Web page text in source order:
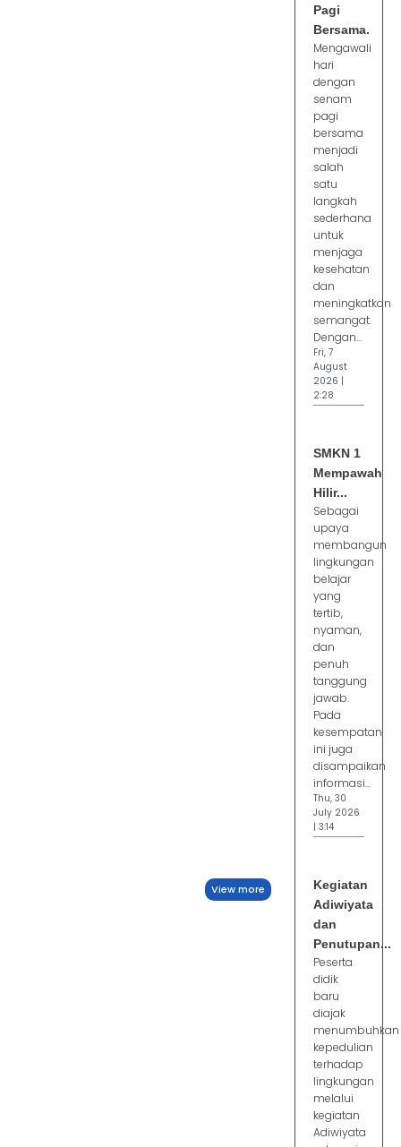
View more
Pagi
Bersama.
Mengawali
hari
dengan
senam
pagi
bersama
menjadi
salah
satu
langkah
sederhana
untuk
menjaga
kesehatan
dan
meningkatkan
semangat.
Dengan...
Fri, 7
August
2026 |
2:28
SMKN 1
Mempawah
Hilir...
Sebagai
upaya
membangun
lingkungan
belajar
yang
tertib,
nyaman,
dan
penuh
tanggung
jawab.
Pada
kesempatan
ini juga
disampaikan
informasi...
Thu, 30
July 2026
| 3:14
Kegiatan
Adiwiyata
dan
Penutupan...
Peserta
didik
baru
diajak
menumbuhkan
kepedulian
terhadap
lingkungan
melalui
kegiatan
Adiwiyata